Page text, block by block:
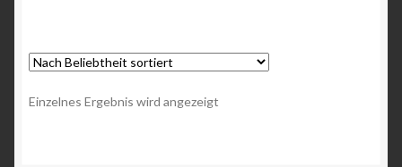
Einzelnes Ergebnis wird angezeigt